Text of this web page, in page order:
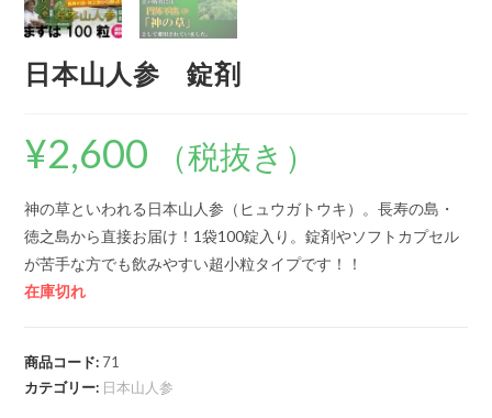
日本山人参 錠剤
¥2,600 （税抜き）
神の草といわれる日本山人参（ヒュウガトウキ）。長寿の島・
徳之島から直接お届け！1袋100錠入り。錠剤やソフトカプセル
が苦手な方でも飲みやすい超小粒タイプです！！
在庫切れ
商品コード: 71
カテゴリー: 日本山人参